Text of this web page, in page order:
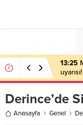
13:25
Derince’de
Anasayfa Genel